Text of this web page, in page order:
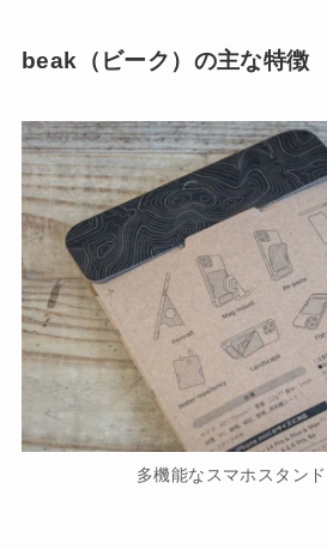
beak（ビーク）の主な特徴
多機能なスマホスタンド